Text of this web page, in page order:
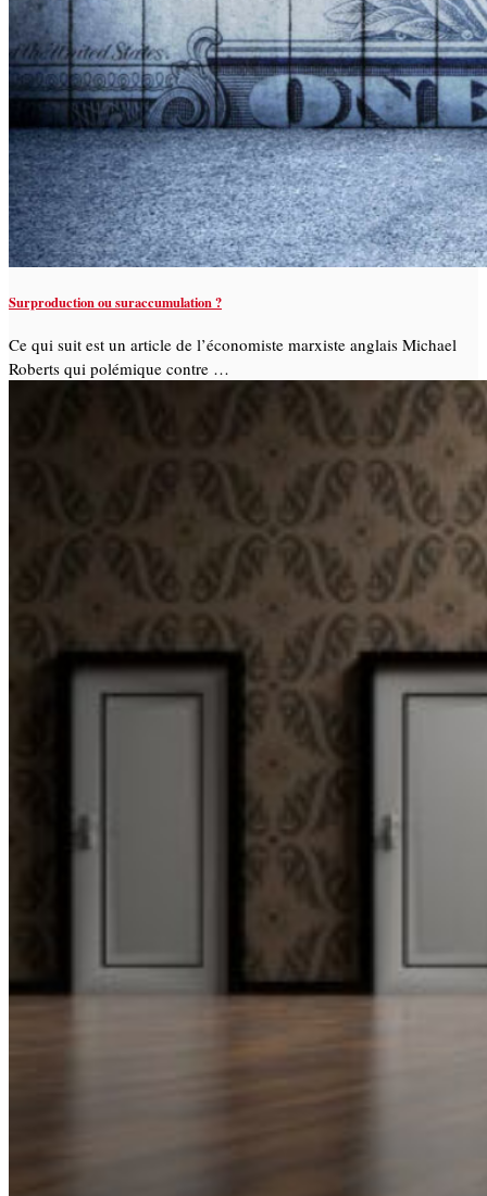
Surproduction ou suraccumulation ?
Ce qui suit est un article de l’économiste marxiste anglais Michael
Roberts qui polémique contre …